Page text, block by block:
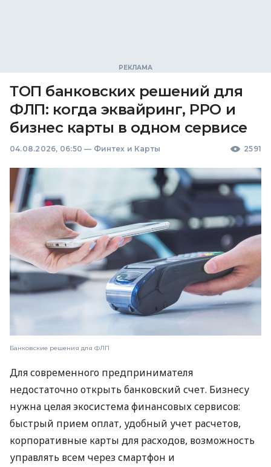
ТОП банковских решений для
ФЛП: когда эквайринг, РРО и
бизнес карты в одном сервисе
04.08.2026, 06:50 — Финтех и Карты 2591
Банковские решения для ФЛП
Для современного предпринимателя
недостаточно открыть банковский счет. Бизнесу
нужна целая экосистема финансовых сервисов:
быстрый прием оплат, удобный учет расчетов,
корпоративные карты для расходов, возможность
управлять всем через смартфон и